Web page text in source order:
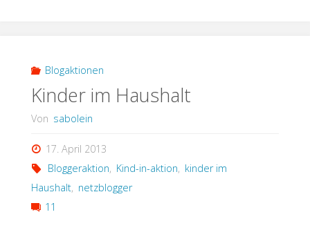
Fernsehen
Blogaktionen
Kinder im Haushalt
Von sabolein
17. April 2013
Bloggeraktion, Kind-in-aktion, kinder im
Haushalt, netzblogger
11